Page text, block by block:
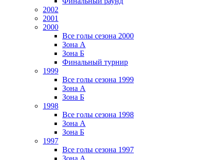
2002
2001
2000
Все голы сезона 2000
Зона А
Зона Б
Финальный турнир
1999
Все голы сезона 1999
Зона А
Зона Б
1998
Все голы сезона 1998
Зона А
Зона Б
1997
Все голы сезона 1997
Зона А